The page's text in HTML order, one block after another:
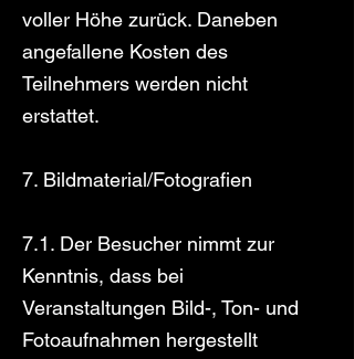
voller Höhe zurück. Daneben
angefallene Kosten des
Teilnehmers werden nicht
erstattet.
7. Bildmaterial/Fotografien
7.1. Der Besucher nimmt zur
Kenntnis, dass bei
Veranstaltungen Bild-, Ton- und
Fotoaufnahmen hergestellt